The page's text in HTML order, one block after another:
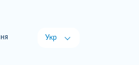
Укр